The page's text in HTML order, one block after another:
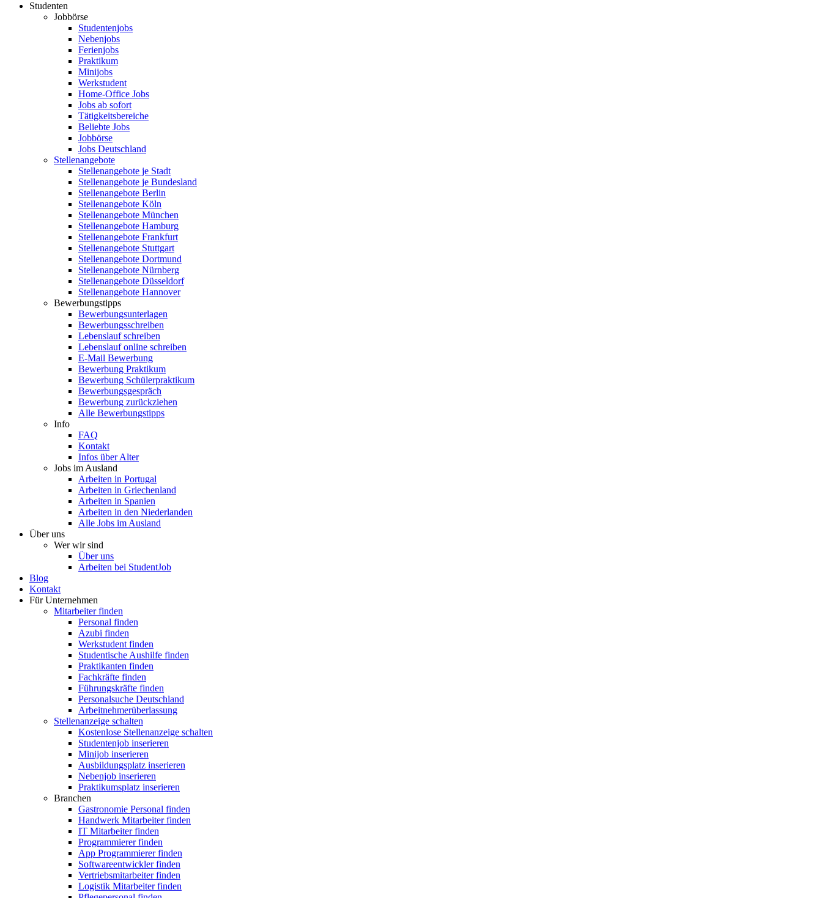
Studenten
Jobbörse
Studentenjobs
Nebenjobs
Ferienjobs
Praktikum
Minijobs
Werkstudent
Home-Office Jobs
Jobs ab sofort
Tätigkeitsbereiche
Beliebte Jobs
Jobbörse
Jobs Deutschland
Stellenangebote
Stellenangebote je Stadt
Stellenangebote je Bundesland
Stellenangebote Berlin
Stellenangebote Köln
Stellenangebote München
Stellenangebote Hamburg
Stellenangebote Frankfurt
Stellenangebote Stuttgart
Stellenangebote Dortmund
Stellenangebote Nürnberg
Stellenangebote Düsseldorf
Stellenangebote Hannover
Bewerbungstipps
Bewerbungsunterlagen
Bewerbungsschreiben
Lebenslauf schreiben
Lebenslauf online schreiben
E-Mail Bewerbung
Bewerbung Praktikum
Bewerbung Schülerpraktikum
Bewerbungsgespräch
Bewerbung zurückziehen
Alle Bewerbungstipps
Info
FAQ
Kontakt
Infos über Alter
Jobs im Ausland
Arbeiten in Portugal
Arbeiten in Griechenland
Arbeiten in Spanien
Arbeiten in den Niederlanden
Alle Jobs im Ausland
Über uns
Wer wir sind
Über uns
Arbeiten bei StudentJob
Blog
Kontakt
Für Unternehmen
Mitarbeiter finden
Personal finden
Azubi finden
Werkstudent finden
Studentische Aushilfe finden
Praktikanten finden
Fachkräfte finden
Führungskräfte finden
Personalsuche Deutschland
Arbeitnehmerüberlassung
Stellenanzeige schalten
Kostenlose Stellenanzeige schalten
Studentenjob inserieren
Minijob inserieren
Ausbildungsplatz inserieren
Nebenjob inserieren
Praktikumsplatz inserieren
Branchen
Gastronomie Personal finden
Handwerk Mitarbeiter finden
IT Mitarbeiter finden
Programmierer finden
App Programmierer finden
Softwareentwickler finden
Vertriebsmitarbeiter finden
Logistik Mitarbeiter finden